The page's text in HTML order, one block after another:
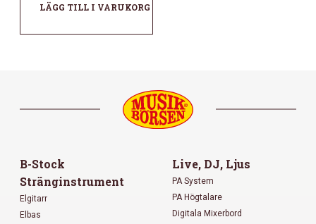
LÄGG TILL I VARUKORG
B-Stock
Stränginstrument
Elgitarr
Elbas
Live, DJ, Ljus
PA System
PA Högtalare
Digitala Mixerbord